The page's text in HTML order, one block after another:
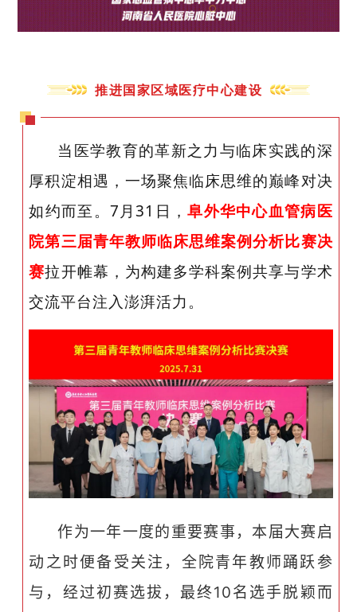
推进国家区域医疗中心建设
当医学教育的革新之力与临床实践的深
厚积淀相遇，一场聚焦临床思维的巅峰对决
如约而至。7月31日，阜外华中心血管病医
院第三届青年教师临床思维案例分析比赛决
赛拉开帷幕，为构建多学科案例共享与学术
交流平台注入澎湃活力。
作为一年一度的重要赛事，本届大赛启
动之时便备受关注，全院青年教师踊跃参
与，经过初赛选拔，最终10名选手脱颖而